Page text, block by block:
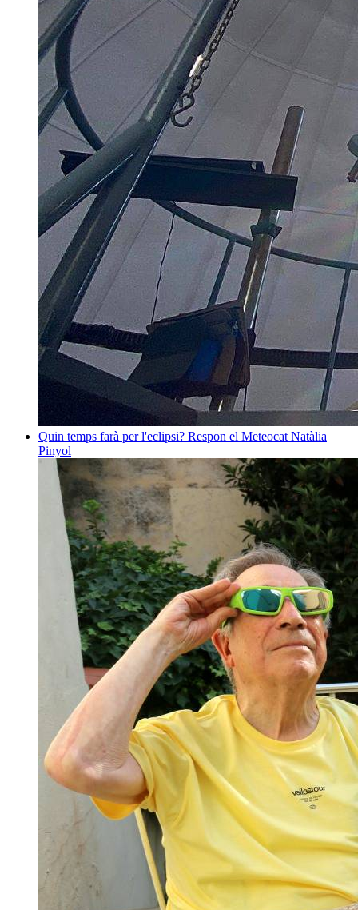
Quin temps farà per l'eclipsi? Respon el Meteocat Natàlia
Pinyol